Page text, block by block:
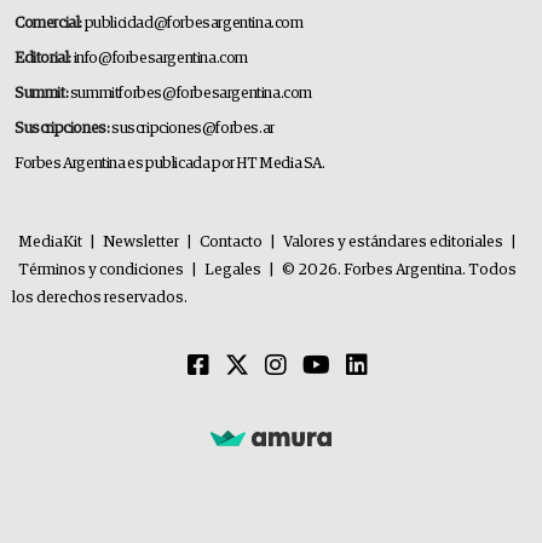
Comercial:publicidad@forbesargentina.com
Editorial:info@forbesargentina.com
Summit:summitforbes@forbesargentina.com
Suscripciones:suscripciones@forbes.ar
Forbes Argentina es publicada por HT Media SA.
MediaKit Newsletter Contacto Valores y estándares editoriales
Términos y condiciones
Legales
© 2026. Forbes Argentina. Todos
los derechos reservados.